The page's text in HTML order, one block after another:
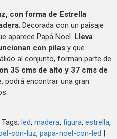
con forma de Estrella
. Decorada con un paisaje
navideño tridimensional en el que aparece Papá Noel. Lleva
con pilas y que
al conjunto, forman parte de
35 cms de alto y 37 cms de
podrá encontrar una gran
Tags: led madera figura estrella
con-luz papa-noel-con-led |